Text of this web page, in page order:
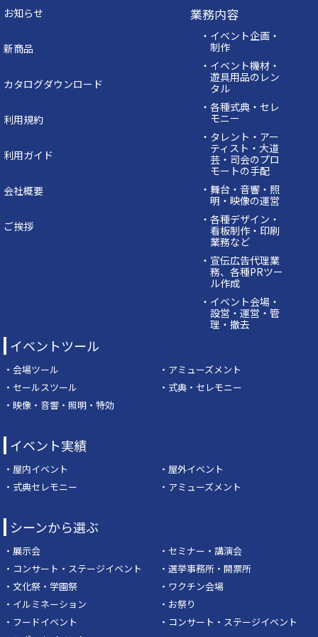
お知らせ
新商品
カタログダウンロード
利用規約
利用ガイド
会社概要
ご挨拶
業務内容
・イベント企画・
制作
・イベント機材・
遊具用品のレン
タル
・各種式典・セレ
モニー
・タレント・アー
ティスト・大道
芸・司会のプロ
モートの手配
・舞台・音響・照
明・映像の運営
・各種デザイン・
看板制作・印刷
業務など
・宣伝広告代理業
務、各種PRツー
ル作成
・イベント会場・
設営・運営・管
理・撤去
イベントツール
・会場ツール
・アミューズメント
・セールスツール
・式典・セレモニー
・映像・音響・照明・特効
イベント実績
・屋内イベント
・屋外イベント
・式典セレモニー
・アミューズメント
シーンから選ぶ
・展示会
・セミナー・講演会
・コンサート・ステージイベント
・選挙事務所・開票所
・文化祭・学園祭
・ワクチン会場
・イルミネーション
・お祭り
・フードイベント
・コンサート・ステージイベント